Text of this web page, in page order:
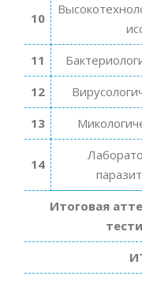
10
11
12
13
14
Итоговая